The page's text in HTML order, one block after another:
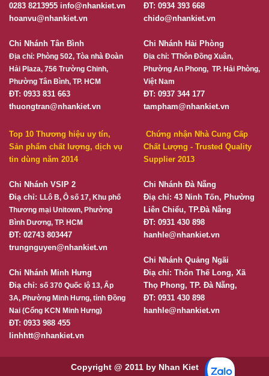
0283 8213955 info@nhankiet.vn
hoanvu@nhankiet.vn
Chi Nhánh Tân Bình
Địa chỉ: Phòng 502, Tòa nhà Đoàn
Hải Plaza, 756 Trường Chinh,
Phường Tân Bình, TP. HCM
ĐT: 0933 831 663
thuongtran@nhankiet.vn
ĐT: 0934 393 668
chido@nhankiet.vn
Chi Nhánh Hải Phòng
Địa chỉ: TThôn Đồng Xuân,
Phường An Phong, TP. Hải Phòng,
Việt Nam
ĐT: 0937 344 177
tampham@nhankiet.vn
Top 10 Thương hiệu uy tín,
Sản phẩm chất lượng, dịch vụ
tin dùng năm 2014
Chi Nhánh VSIP 2
Điạ chỉ: LLô B, Ô số 17, Khu phố
Thương mại Unitown, Phường
Bình Dương, TP. HCM
ĐT: 02743 803447
trungnguyen@nhankiet.vn
Chi Nhánh Minh Hưng
Điạ chỉ: số 370 Quốc lộ 13, Ấp
3A, Phường Minh Hưng, tỉnh Đồng
Nai (Cổng KCN Minh Hưng)
ĐT: 0933 988 455
linhhtt@nhankiet.vn
Chứng nhận Nhà Cung Cấp
Chất Lượng - Trusted Quality
Supplier 2013
Chi Nhánh Đà Nẵng
Điạ chỉ: 43 Ninh Tốn, Phường
Liên Chiểu, TP.Đà Nẵng
ĐT: 0931 430 898
hanhle@nhankiet.vn
Chi Nhánh Quảng Ngãi
Điạ chỉ: Thôn Thế Long, Xã
Thọ Phong, TP. Đà Nẵng,
ĐT: 0931 430 898
hanhle@nhankiet.vn
Copyright @ 2011 by Nhan Kiet